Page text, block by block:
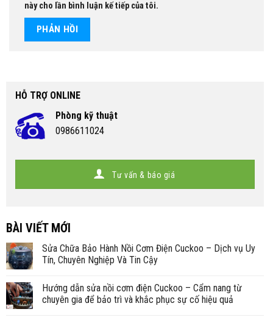
này cho lần bình luận kế tiếp của tôi.
HỖ TRỢ ONLINE
Phòng kỹ thuật
0986611024
Tư vấn & báo giá
BÀI VIẾT MỚI
Sửa Chữa Bảo Hành Nồi Cơm Điện Cuckoo – Dịch vụ Uy
Tín, Chuyên Nghiệp Và Tin Cậy
Hướng dẫn sửa nồi cơm điện Cuckoo – Cẩm nang từ
chuyên gia để bảo trì và khắc phục sự cố hiệu quả